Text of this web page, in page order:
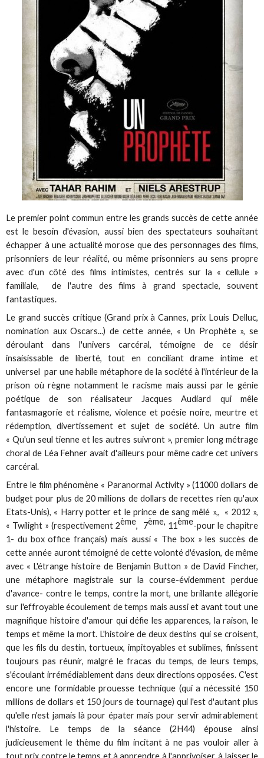
Le premier point commun entre les grands succès de cette année
est le besoin d'évasion, aussi bien des spectateurs souhaitant
échapper à une actualité morose que des personnages des films,
prisonniers de leur réalité, ou même prisonniers au sens propre
avec d'un côté des films intimistes, centrés sur la « cellule »
familiale, de l'autre des films à grand spectacle, souvent
fantastiques.
Le grand succès critique (Grand prix à Cannes, prix Louis Delluc,
nomination aux Oscars...) de cette année, « Un Prophète », se
déroulant dans l'univers carcéral, témoigne de ce désir
insaisissable de liberté, tout en conciliant drame intime et
universel par une habile métaphore de la société à l'intérieur de la
prison où règne notamment le racisme mais aussi par le génie
poétique de son réalisateur Jacques Audiard qui mêle
fantasmagorie et réalisme, violence et poésie noire, meurtre et
rédemption, divertissement et sujet de société. Un autre film
« Qu'un seul tienne et les autres suivront », premier long métrage
choral de Léa Fehner avait d'ailleurs pour même cadre cet univers
carcéral.
Entre le film phénomène « Paranormal Activity » (11000 dollars de
budget pour plus de 20 millions de dollars de recettes rien qu'aux
Etats-Unis), « Harry potter et le prince de sang mêlé »,, « 2012 »,
« Twilight » (respectivement 2ème, 7ème, 11ème-pour le chapitre
1- du box office français) mais aussi « The box » les succès de
cette année auront témoigné de cette volonté d'évasion, de même
avec « L'étrange histoire de Benjamin Button » de David Fincher,
une métaphore magistrale sur la course-évidemment perdue
d'avance- contre le temps, contre la mort, une brillante allégorie
sur l'effroyable écoulement de temps mais aussi et avant tout une
magnifique histoire d'amour qui défie les apparences, la raison, le
temps et même la mort. L'histoire de deux destins qui se croisent,
que les fils du destin, tortueux, impitoyables et sublimes, finissent
toujours pas réunir, malgré le fracas du temps, de leurs temps,
s'écoulant irrémédiablement dans deux directions opposées. C'est
encore une formidable prouesse technique (qui a nécessité 150
millions de dollars et 150 jours de tournage) qui l'est d'autant plus
qu'elle n'est jamais là pour épater mais pour servir admirablement
l'histoire. Le temps de la séance (2H44) épouse ainsi
judicieusement le thème du film incitant à ne pas vouloir aller à